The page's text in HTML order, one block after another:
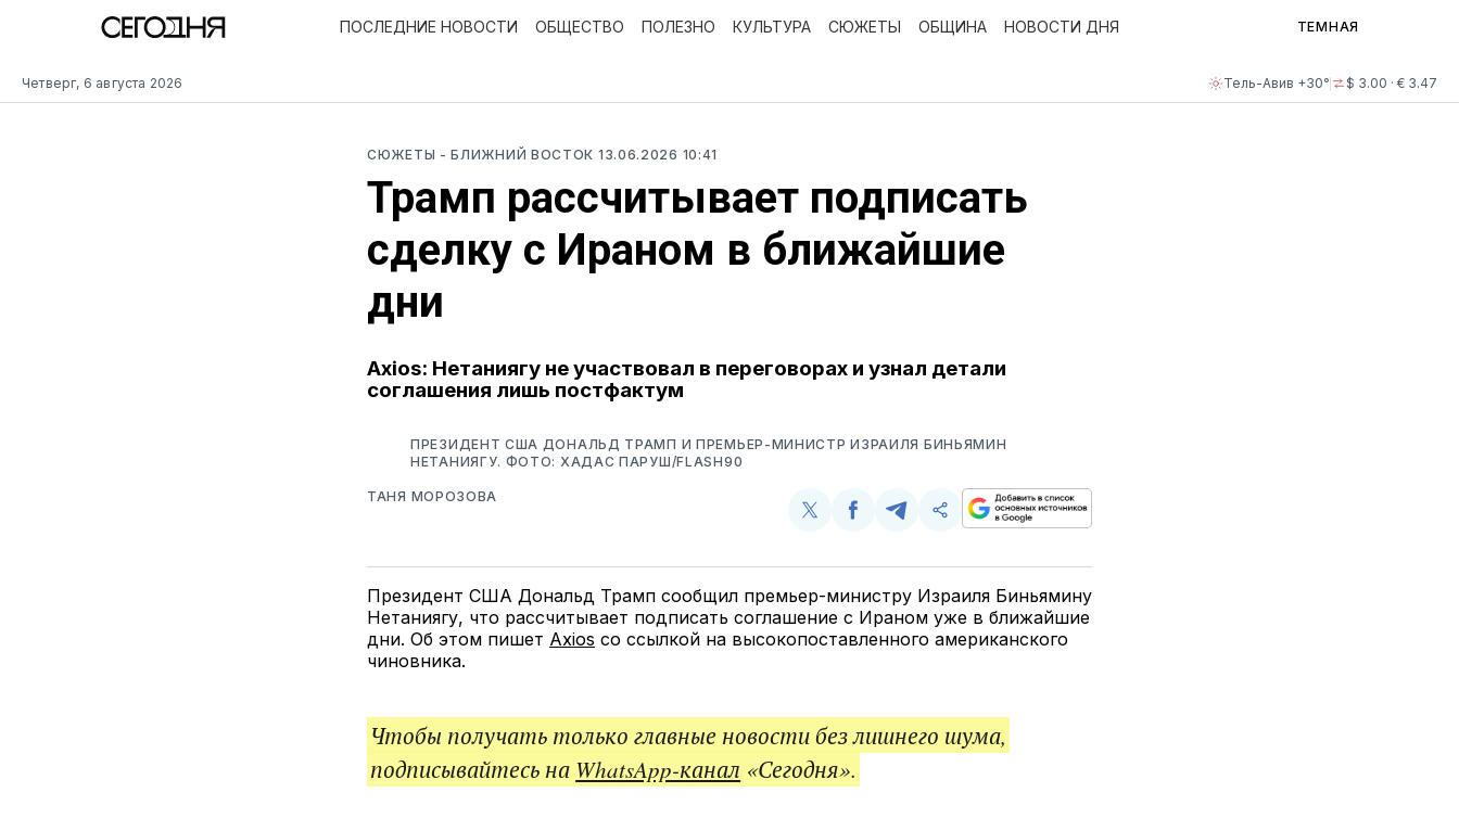
Четверг, 6 августа 2026 Тель-Авив +30° $ 3.00 · € 3.47
ПОСЛЕДНИЕ НОВОСТИ ОБЩЕСТВО ПОЛЕЗНО КУЛЬТУРА СЮЖЕТЫ ОБЩИНА НОВОСТИ ДНЯ ТЕМНАЯ
СЮЖЕТЫ - БЛИЖНИЙ ВОСТОК 13.06.2026 10:41
Трамп рассчитывает подписать
сделку с Ираном в ближайшие
дни
Axios: Нетаниягу не участвовал в переговорах и узнал детали
соглашения лишь постфактум
ПРЕЗИДЕНТ США ДОНАЛЬД ТРАМП И ПРЕМЬЕР-МИНИСТР ИЗРАИЛЯ БИНЬЯМИН
НЕТАНИЯГУ. ФОТО: ХАДАС ПАРУШ/FLASH90
ТАНЯ МОРОЗОВА
Поделиться
Twitter
Поделиться
Facebook
Поделиться
Telegram
Скопируйте
поделитесь
ссылкой
Президент США Дональд Трамп сообщил премьер-министру Израиля Биньямину
Нетаниягу, что рассчитывает подписать соглашение с Ираном уже в ближайшие
дни. Об этом пишет Axios со ссылкой на высокопоставленного американского
чиновника.
Чтобы получать только главные новости без лишнего шума,
подписывайтесь на WhatsApp-канал «Сегодня».